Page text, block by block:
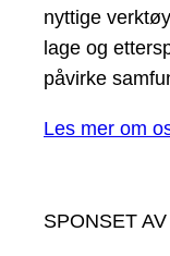
nyttige
lage og
påvirke
Les mer om
SPONSET AV